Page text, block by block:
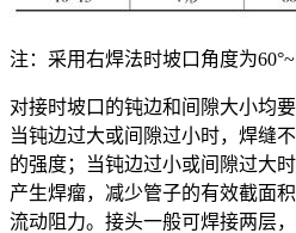
注：采用右焊法时坡口角度为
对接时坡口的钝边和间隙大小均
当钝边过大或间隙过小时，焊缝
的强度；当钝边过小或间隙过大
产生焊瘤，减少管子的有效截面
流动阻力。接头一般可焊接两层